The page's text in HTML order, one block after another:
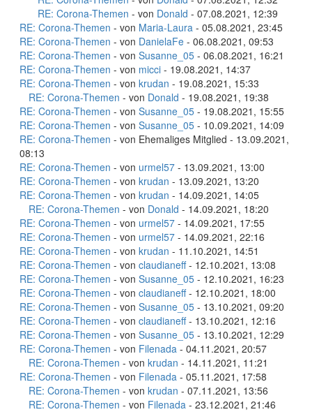
RE: Corona-Themen - von Donald - 07.08.2021, 12:39
RE: Corona-Themen - von Maria-Laura - 05.08.2021, 23:45
RE: Corona-Themen - von DanielaFe - 06.08.2021, 09:53
RE: Corona-Themen - von Susanne_05 - 06.08.2021, 16:21
RE: Corona-Themen - von micci - 19.08.2021, 14:37
RE: Corona-Themen - von krudan - 19.08.2021, 15:33
RE: Corona-Themen - von Donald - 19.08.2021, 19:38
RE: Corona-Themen - von Susanne_05 - 19.08.2021, 15:55
RE: Corona-Themen - von Susanne_05 - 10.09.2021, 14:09
RE: Corona-Themen - von Ehemaliges Mitglied - 13.09.2021,
08:13
RE: Corona-Themen - von urmel57 - 13.09.2021, 13:00
RE: Corona-Themen - von krudan - 13.09.2021, 13:20
RE: Corona-Themen - von krudan - 14.09.2021, 14:05
RE: Corona-Themen - von Donald - 14.09.2021, 18:20
RE: Corona-Themen - von urmel57 - 14.09.2021, 17:55
RE: Corona-Themen - von urmel57 - 14.09.2021, 22:16
RE: Corona-Themen - von krudan - 11.10.2021, 14:51
RE: Corona-Themen - von claudianeff- 12.10.2021, 13:08
RE: Corona-Themen - von Susanne_05 - 12.10.2021, 16:23
RE: Corona-Themen - von claudianeff- 12.10.2021, 18:00
RE: Corona-Themen - von Susanne_05 - 13.10.2021, 09:20
RE: Corona-Themen - von claudianeff- 13.10.2021, 12:16
RE: Corona-Themen - von Susanne_05 - 13.10.2021, 12:29
RE: Corona-Themen - von Filenada - 04.11.2021, 20:57
RE: Corona-Themen - von krudan - 14.11.2021, 11:21
RE: Corona-Themen - von Filenada - 05.11.2021, 17:58
RE: Corona-Themen - von krudan - 07.11.2021, 13:56
RE: Corona-Themen - von Filenada - 23.12.2021, 21:46